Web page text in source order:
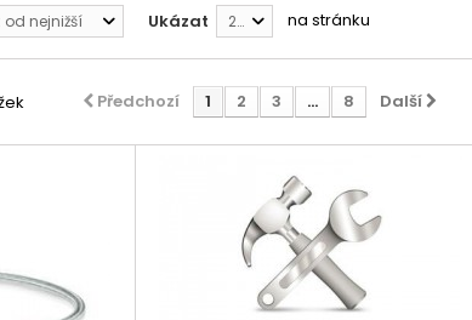
od nejnižší Ukázat 24 na stránku
Předchozí 1 2 3 ... 8 Další